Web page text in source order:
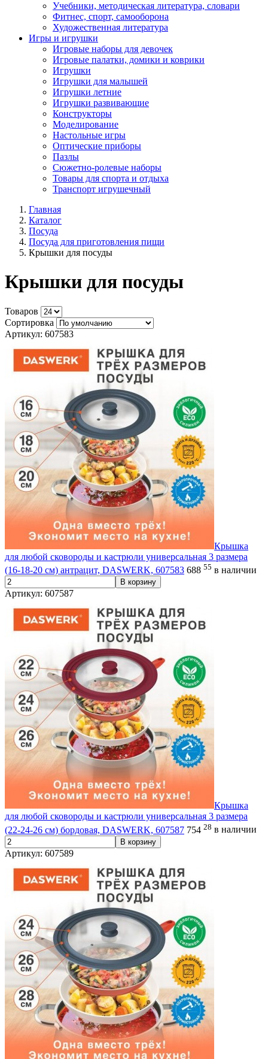
Учебники, методическая литература, словари
Фитнес, спорт, самооборона
Художественная литература
Игры и игрушки
Игровые наборы для девочек
Игровые палатки, домики и коврики
Игрушки
Игрушки для малышей
Игрушки летние
Игрушки развивающие
Конструкторы
Моделирование
Настольные игры
Оптические приборы
Пазлы
Сюжетно-ролевые наборы
Товары для спорта и отдыха
Транспорт игрушечный
Главная
Каталог
Посуда
Посуда для приготовления пищи
Крышки для посуды
Крышки для посуды
Товаров
Сортировка
Артикул: 607583
Крышка
для любой сковороды и кастрюли универсальная 3 размера
(16-18-20 см) антрацит, DASWERK, 607583 688 55 в наличии
В корзину
Артикул: 607587
Крышка
для любой сковороды и кастрюли универсальная 3 размера
(22-24-26 см) бордовая, DASWERK, 607587 754 28 в наличии
В корзину
Артикул: 607589